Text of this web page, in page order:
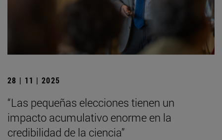
28 | 11 | 2025
“Las pequeñas elecciones tienen un
impacto acumulativo enorme en la
credibilidad de la ciencia”